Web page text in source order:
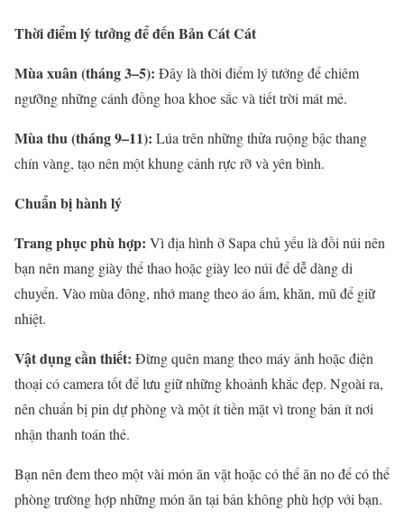
Thời điểm lý tưởng để đến Bản Cát Cát
Mùa xuân (tháng 3–5): Đây là thời điểm lý tưởng để chiêm
ngưỡng những cánh đồng hoa khoe sắc và tiết trời mát mẻ.
Mùa thu (tháng 9–11): Lúa trên những thửa ruộng bậc thang
chín vàng, tạo nên một khung cảnh rực rỡ và yên bình.
Chuẩn bị hành lý
Trang phục phù hợp: Vì địa hình ở Sapa chủ yếu là đồi núi nên
bạn nên mang giày thể thao hoặc giày leo núi để dễ dàng di
chuyển. Vào mùa đông, nhớ mang theo áo ấm, khăn, mũ để giữ
nhiệt.
Vật dụng cần thiết: Đừng quên mang theo máy ảnh hoặc điện
thoại có camera tốt để lưu giữ những khoảnh khắc đẹp. Ngoài ra,
nên chuẩn bị pin dự phòng và một ít tiền mặt vì trong bản ít nơi
nhận thanh toán thẻ.
Bạn nên đem theo một vài món ăn vặt hoặc có thể ăn no để có thể
phòng trường hợp những món ăn tại bản không phù hợp với bạn.